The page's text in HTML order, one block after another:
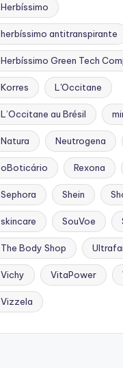
Herbíssimo
herbíssimo antitranspirante
Herbíssimo Green Tech
Korres L'Occitane
L’Occitane au Brésil
Natura Neutrogena
oBoticário Rexona
Sephora Shein
skincare SouVoe
The Body Shop
Vichy VitaPower
Vizzela